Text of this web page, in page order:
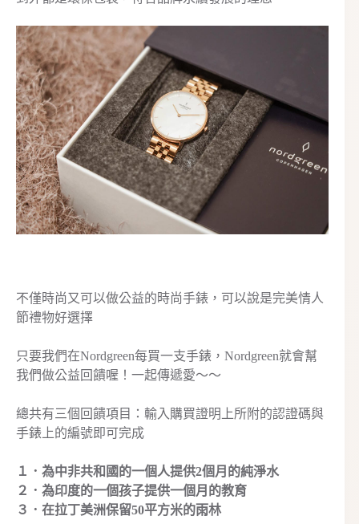
不僅時尚又可以做公益的時尚手錶，可以說是完美情人
節禮物好選擇
只要我們在Nordgreen每買一支手錶，Nordgreen就會幫
我們做公益回饋喔！一起傳遞愛～～
總共有三個回饋項目：輸入購買證明上所附的認證碼與
手錶上的編號即可完成
１．為中非共和國的一個人提供2個月的純淨水
２．為印度的一個孩子提供一個月的教育
３．在拉丁美洲保留50平方米的雨林